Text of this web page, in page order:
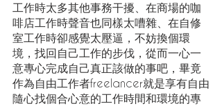
工作時太多其他事務干擾、在商場的咖
啡店工作時聲音也同樣太嘈雜、在自修
室工作時卻感覺太壓逼，不妨換個環
境，找回自己工作的步伐，從而一心一
意專心完成自己真正該做的事吧，畢竟
作為自由工作者freelancer就是享有自由
隨心找個合心意的工作時間和環境的專